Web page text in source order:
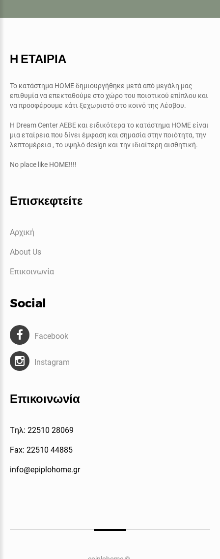
Η ΕΤΑΙΡΙΑ
Το κατάστημα ΗΟΜΕ δημιουργήθηκε μετά από μεγάλη μας
επιθυμία να επεκταθούμε στο χώρο του ποιοτικού επίπλου και
να προσφέρουμε κάτι ξεχωριστό στο κοινό της Λέσβου.
Η Dream Center AEBE και ειδικότερα το κατάστημα ΗΟΜΕείναι
μια εταίρεια που δίνει έμφαση και σημασία στην ποιότητα, την
λεπτομέρεια , το υψηλόdesign και την ιδιαίτερη αισθητική.
No place like HOME!!!!
Επισκεφτείτε
Αρχική
About Us
Επικοινωνία
Social
Facebook
Instagram
Επικοινωνία
Tηλ: 22510 28069
Fax: 22510 44885
info@epiplohome.gr